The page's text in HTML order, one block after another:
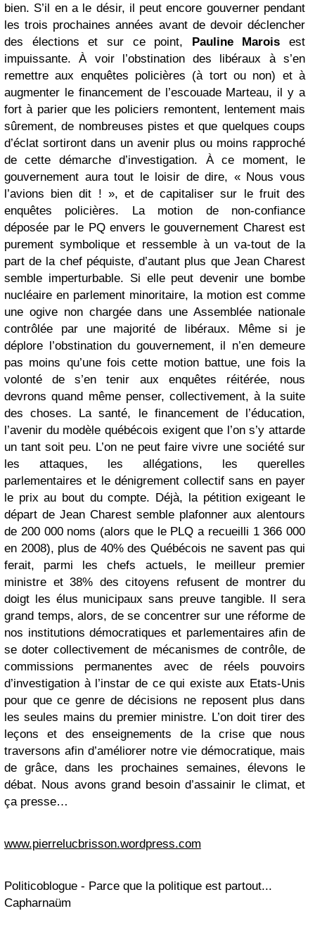
bien. S’il en a le désir, il peut encore gouverner pendant
les trois prochaines années avant de devoir déclencher
des élections et sur ce point, Pauline Marois est
impuissante. À voir l’obstination des libéraux à s’en
remettre aux enquêtes policières (à tort ou non) et à
augmenter le financement de l’escouade Marteau, il y a
fort à parier que les policiers remontent, lentement mais
sûrement, de nombreuses pistes et que quelques coups
d’éclat sortiront dans un avenir plus ou moins rapproché
de cette démarche d’investigation. À ce moment, le
gouvernement aura tout le loisir de dire, « Nous vous
l’avions bien dit ! », et de capitaliser sur le fruit des
enquêtes policières. La motion de non-confiance
déposée par le PQ envers le gouvernement Charest est
purement symbolique et ressemble à un va-tout de la
part de la chef péquiste, d’autant plus que Jean Charest
semble imperturbable. Si elle peut devenir une bombe
nucléaire en parlement minoritaire, la motion est comme
une ogive non chargée dans une Assemblée nationale
contrôlée par une majorité de libéraux. Même si je
déplore l’obstination du gouvernement, il n’en demeure
pas moins qu’une fois cette motion battue, une fois la
volonté de s’en tenir aux enquêtes réitérée, nous
devrons quand même penser, collectivement, à la suite
des choses. La santé, le financement de l’éducation,
l’avenir du modèle québécois exigent que l’on s’y attarde
un tant soit peu. L’on ne peut faire vivre une société sur
les attaques, les allégations, les querelles
parlementaires et le dénigrement collectif sans en payer
le prix au bout du compte. Déjà, la pétition exigeant le
départ de Jean Charest semble plafonner aux alentours
de 200 000 noms (alors que le PLQ a recueilli 1 366 000
en 2008), plus de 40% des Québécois ne savent pas qui
ferait, parmi les chefs actuels, le meilleur premier
ministre et 38% des citoyens refusent de montrer du
doigt les élus municipaux sans preuve tangible. Il sera
grand temps, alors, de se concentrer sur une réforme de
nos institutions démocratiques et parlementaires afin de
se doter collectivement de mécanismes de contrôle, de
commissions permanentes avec de réels pouvoirs
d’investigation à l’instar de ce qui existe aux Etats-Unis
pour que ce genre de décisions ne reposent plus dans
les seules mains du premier ministre. L’on doit tirer des
leçons et des enseignements de la crise que nous
traversons afin d’améliorer notre vie démocratique, mais
de grâce, dans les prochaines semaines, élevons le
débat. Nous avons grand besoin d’assainir le climat, et
ça presse…
www.pierrelucbrisson.wordpress.com
Politicoblogue - Parce que la politique est partout...
Capharnaüm